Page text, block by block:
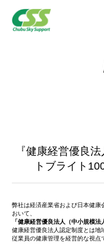
職
『健康経営優良
トブライト
弊社は経済産業省および日本健康
おいて、
「健康経営優良法人（中小規模
健康経営優良法人認定制度とは地
従業員の健康管理を経営的な視点